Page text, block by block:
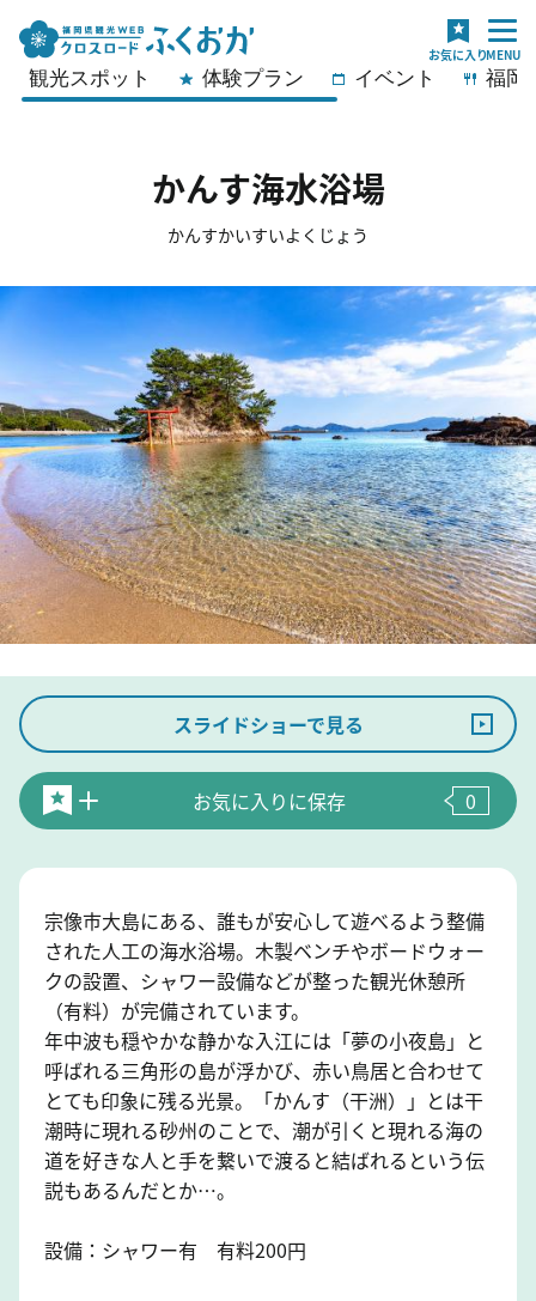
観光スポット 体験プラン イベント 福岡
かんす海水浴場
かんすかいすいよくじょう
スライドショーで見る
お気に入りに保存 0
宗像市大島にある、誰もが安心して遊べるよう整備
された人工の海水浴場。木製ベンチやボードウォー
クの設置、シャワー設備などが整った観光休憩所
（有料）が完備されています。
年中波も穏やかな静かな入江には「夢の小夜島」と
呼ばれる三角形の島が浮かび、赤い鳥居と合わせて
とても印象に残る光景。「かんす（干洲）」とは干
潮時に現れる砂州のことで、潮が引くと現れる海の
道を好きな人と手を繋いで渡ると結ばれるという伝
説もあるんだとか…。
設備：シャワー有 有料200円